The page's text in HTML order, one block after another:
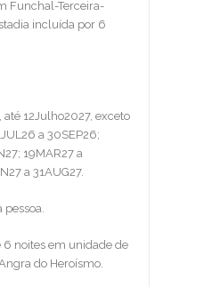
Funchal-Terceira-
incluída por 6
até 12Julho2027, exceto
a 30SEP26;
19MAR27 a
a 31AUG27.
6 noites em unidade de
do Heroísmo.